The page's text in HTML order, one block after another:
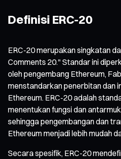
Definisi ERC-20
ERC-20 merupakan singkatan
Comments 20." Standar ini
oleh pengembang Ethereum,
menstandarkan penerbitan dan
Ethereum. ERC-20 adalah
menentukan fungsi dan
sehingga pengembangan dan
Ethereum menjadi lebih mudah
Secara spesifik, ERC-20